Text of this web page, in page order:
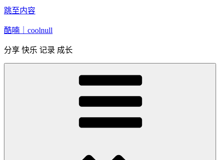
跳至内容
酷喃｜coolnull
分享 快乐 记录 成长